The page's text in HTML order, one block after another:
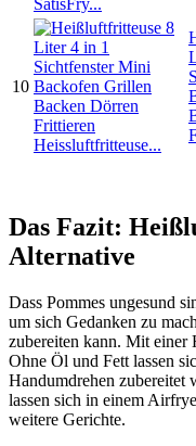
10
Das Fazit:
Alternative
Dass Pommes ungesund
um sich Gedanken zu
zubereiten kann. Mit einer
Ohne Öl und Fett lassen
Handumdrehen zubereitet
lassen sich in einem
weitere Gerichte.